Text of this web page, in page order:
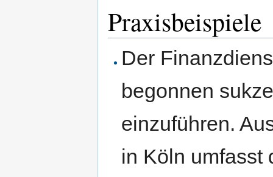
Praxisbeispiele
Der
begonnen
einzuführen.
in Köln umfasst